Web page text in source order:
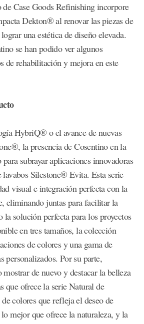
de Case Goods Refinishing incorpore
Dekton® al renovar las piezas de
una estética de diseño elevada.
se han podido ver algunos
de rehabilitación y mejora en este
HybriQ® o el avance de nuevas
la presencia de Cosentino en la
subrayar aplicaciones innovadoras
Silestone® Evita. Esta serie
visual e integración perfecta con la
eliminando juntas para facilitar la
solución perfecta para los proyectos
en tres tamaños, la colección
de colores y una gama de
personalizados. Por su parte,
de nuevo y destacar la belleza
que ofrece la serie Natural de
colores que refleja el deseo de
mejor que ofrece la naturaleza, y la